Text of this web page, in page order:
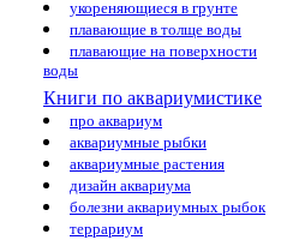
укореняющиеся в грунте
плавающие в толще воды
плавающие на поверхности
воды
Книги по аквариумистике
про аквариум
аквариумные рыбки
аквариумные растения
дизайн аквариума
болезни аквариумных рыбок
террариум